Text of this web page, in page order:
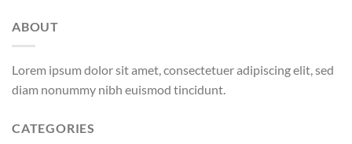
ABOUT
Lorem ipsum dolor sit amet, consectetuer adipiscing elit, sed
diam nonummy nibh euismod tincidunt.
CATEGORIES